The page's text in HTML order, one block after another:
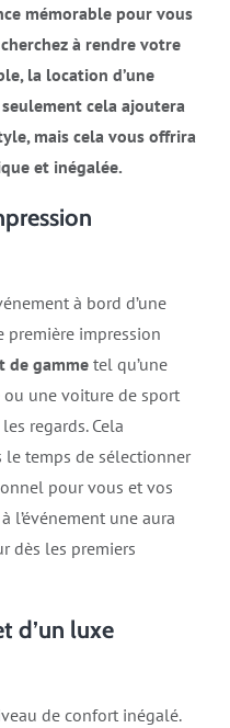
mémorable pour vous
à rendre votre
la location d’une
cela ajoutera
mais cela vous offrira
et inégalée.
à bord d’une
première impression
de gamme tel qu’une
une voiture de sport
regards. Cela
le temps de sélectionner
pour vous et vos
l’événement une aura
dès les premiers
d’un luxe
de confort inégalé.